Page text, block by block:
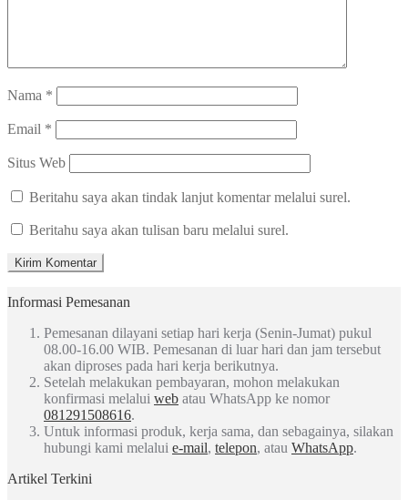
Nama *
Email *
Situs Web
Beritahu saya akan tindak lanjut komentar melalui surel.
Beritahu saya akan tulisan baru melalui surel.
Informasi Pemesanan
Pemesanan dilayani setiap hari kerja (Senin-Jumat) pukul
08.00-16.00 WIB. Pemesanan di luar hari dan jam tersebut
akan diproses pada hari kerja berikutnya.
Setelah melakukan pembayaran, mohon melakukan
konfirmasi melalui web atau WhatsApp ke nomor
081291508616.
Untuk informasi produk, kerja sama, dan sebagainya, silakan
hubungi kami melalui e-mail, telepon, atau WhatsApp.
Artikel Terkini